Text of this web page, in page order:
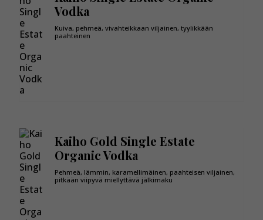
Vodka
Kuiva, pehmeä, vivahteikkaan viljainen, tyylikkään
paahteinen
Kaiho Gold Single Estate
Organic Vodka
Pehmeä, lämmin, karamellimäinen, paahteisen viljainen,
pitkään viipyvä miellyttävä jälkimaku